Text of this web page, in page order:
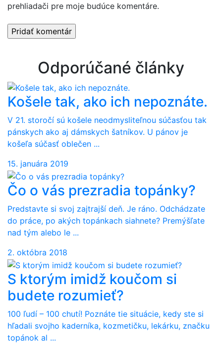
prehliadači pre moje budúce komentáre.
Odporúčané články
Košele tak, ako ich nepoznáte.
V 21. storočí sú košele neodmysliteľnou súčasťou tak
pánskych ako aj dámskych šatníkov. U pánov je
košeľa súčasť oblečen ...
15. januára 2019
Čo o vás prezradia topánky?
Predstavte si svoj zajtrajší deň. Je ráno. Odchádzate
do práce, po akých topánkach siahnete? Premýšľate
nad tým alebo le ...
2. októbra 2018
S ktorým imidž koučom si
budete rozumieť?
100 ľudí – 100 chutí! Poznáte tie situácie, kedy ste si
hľadali svojho kaderníka, kozmetičku, lekárku, značku
topánok al ...